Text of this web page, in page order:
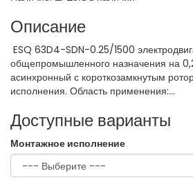
Описание
ESQ 63D4-SDN-0.25/1500
общепромышленного назначения на
асинхронный с короткозамкнутым
исполнения. Область применения:...
Доступные варианты
Монтажное исполнение